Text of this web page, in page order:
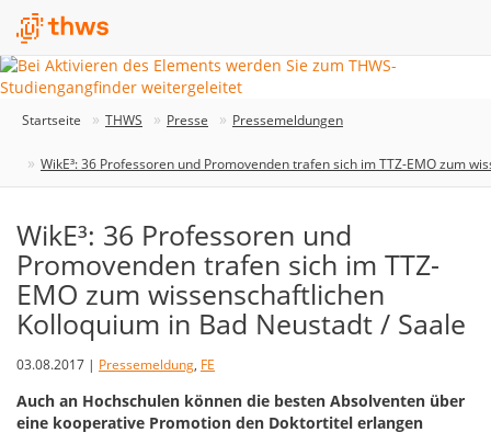
Startseite THWS Presse Pressemeldungen
WikE³: 36 Professoren und Promovenden trafen sich im TTZ-EMO zum
WikE³: 36 Professoren und
Promovenden trafen sich im TTZ-
EMO zum wissenschaftlichen
Kolloquium in Bad Neustadt / Saale
03.08.2017 | Pressemeldung, FE
Auch an Hochschulen können die besten Absolventen über
eine kooperative Promotion den Doktortitel erlangen